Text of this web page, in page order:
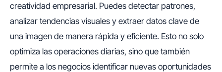
creatividad empresarial. Puedes detectar patrones,
analizar tendencias visuales y extraer datos clave de
una imagen de manera rápida y eficiente. Esto no solo
optimiza las operaciones diarias, sino que también
permite a los negocios identificar nuevas oportunidades